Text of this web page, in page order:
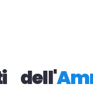
dell'